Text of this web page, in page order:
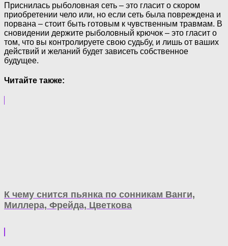
Приснилась рыболовная сеть – это гласит о скором
приобретении чело или, но если сеть была повреждена и
порвана – стоит быть готовым к чувственным травмам. В
сновидении держите рыболовный крючок – это гласит о
том, что вы контролируете свою судьбу, и лишь от ваших
действий и желаний будет зависеть собственное
будущее.
Читайте также:
К чему снится пьянка по сонникам Ванги,
Миллера, Фрейда, Цветкова